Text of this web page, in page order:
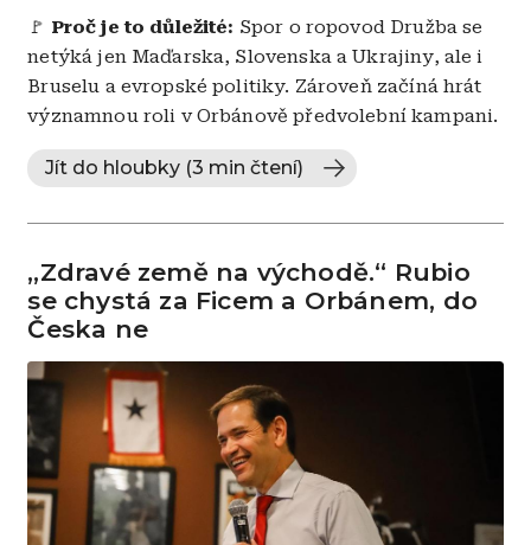
🚩 Proč je to důležité: Spor o ropovod Družba se
netýká jen Maďarska, Slovenska a Ukrajiny, ale i
Bruselu a evropské politiky. Zároveň začíná hrát
významnou roli v Orbánově předvolební kampani.
Jít do hloubky (3 min čtení)
„Zdravé země na východě.“ Rubio
se chystá za Ficem a Orbánem, do
Česka ne